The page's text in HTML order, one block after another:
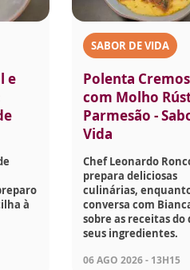
e
à
SABOR DE VIDA
Polenta
com Molho
Parmesão -
Vida
Chef Leonardo
prepara deliciosas
culinárias,
conversa com
sobre as receitas do
seus ingredientes.
06 AGO 2026 - 13H15